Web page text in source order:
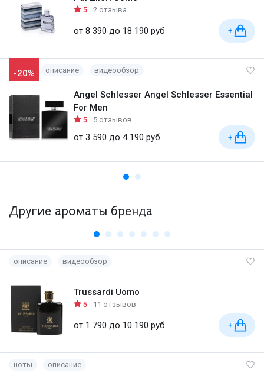
5 2 отзыва
от 8 390 до 18 190 руб +
-20% описание видеообзор
Angel Schlesser Angel Schlesser Essential
For Men
5 5 отзывов
от 3 590 до 4 190 руб +
Другие ароматы бренда
описание видеообзор
Trussardi Uomo
5 11 отзывов
от 1 790 до 10 190 руб +
ноты описание